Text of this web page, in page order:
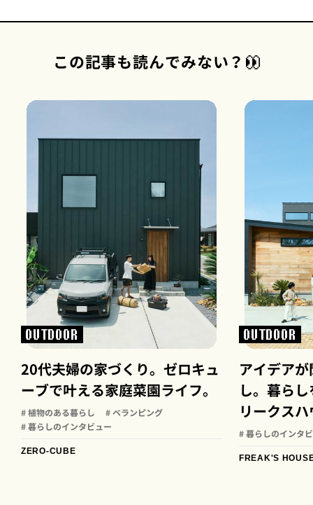
この記事も読んでみない？
OUTDOOR
20代夫婦の家づくり。ゼロキュ
ーブで叶える家庭菜園ライフ。
# 植物のある暮らし
# ベランピング
# 暮らしのインタビュー
ZERO-CUBE
OUTDOOR
アイデア
し。暮ら
リークス
# 暮らしのインタ
FREAK'S